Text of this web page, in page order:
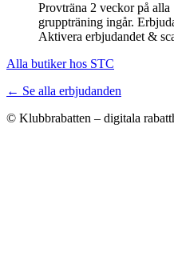
Provträna 2 veckor på
gruppträning ingår.
Aktivera erbjudandet &
Alla butiker hos STC
← Se alla erbjudanden
© Klubbrabatten – digitala